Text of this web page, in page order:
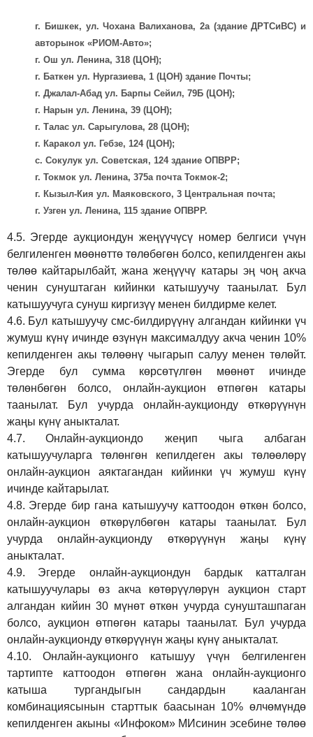
г. Бишкек, ул. Чохана Валиханова, 2а (здание ДРТСиВС) и
авторынок «РИОМ-Авто»;
г. Ош ул. Ленина, 318 (ЦОН);
г. Баткен ул. Нургазиева, 1 (ЦОН) здание Почты;
г. Джалал-Абад ул. Барпы Сейил, 79Б (ЦОН);
г. Нарын ул. Ленина, 39 (ЦОН);
г. Талас ул. Сарыгулова, 28 (ЦОН);
г. Каракол ул. Гебзе, 124 (ЦОН);
с. Сокулук ул. Советская, 124 здание ОПВРР;
г. Токмок ул. Ленина, 375а почта Токмок-2;
г. Кызыл-Кия ул. Маяковского, 3 Центральная почта;
г. Узген ул. Ленина, 115 здание ОПВРР.
4.5. Эгерде аукциондун жеңүүчүсү номер белгиси үчүн
белгиленген мөөнөттө төлөбөгөн болсо, кепилденген акы
төлөө кайтарылбайт, жана жеңүүчү катары эң чоң акча
ченин сунуштаган кийинки катышуучу таанылат. Бул
катышуучуга сунуш киргизүү менен билдирме келет.
4.6. Бул катышуучу смс-билдирүүнү алгандан кийинки үч
жумуш күнү ичинде өзүнүн максималдуу акча ченин 10%
кепилденген акы төлөөнү чыгарып салуу менен төлөйт.
Эгерде бул сумма көрсөтүлгөн мөөнөт ичинде
төлөнбөгөн болсо, онлайн-аукцион өтпөгөн катары
таанылат. Бул учурда онлайн-аукционду өткөрүүнүн
жаңы күнү аныкталат.
4.7.
Онлайн-аукциондо жеңип чыга албаган
катышуучуларга төлөнгөн кепилдеген акы төлөөлөрү
онлайн-аукцион аяктагандан кийинки үч жумуш күнү
ичинде кайтарылат.
4.8. Эгерде бир гана катышуучу каттоодон өткөн болсо,
онлайн-аукцион өткөрүлбөгөн катары таанылат.
Бул
учурда онлайн-аукционду өткөрүүнүн жаңы күнү
аныкталат.
4.9.
Эгерде онлайн-аукциондун бардык катталган
катышуучулары өз акча көтөрүүлөрүн аукцион старт
алгандан кийин 30 мүнөт өткөн учурда сунушташпаган
болсо, аукцион өтпөгөн катары таанылат. Бул учурда
онлайн-аукционду өткөрүүнүн жаңы күнү аныкталат.
4.10.
Онлайн-аукционго катышуу үчүн белгиленген
тартипте каттоодон өтпөгөн жана онлайн-аукционго
катыша тургандыгын сандардын кааланган
комбинациясынын старттык баасынан 10% өлчөмүндө
кепилденген акыны «Инфоком» МИсинин эсебине төлөө